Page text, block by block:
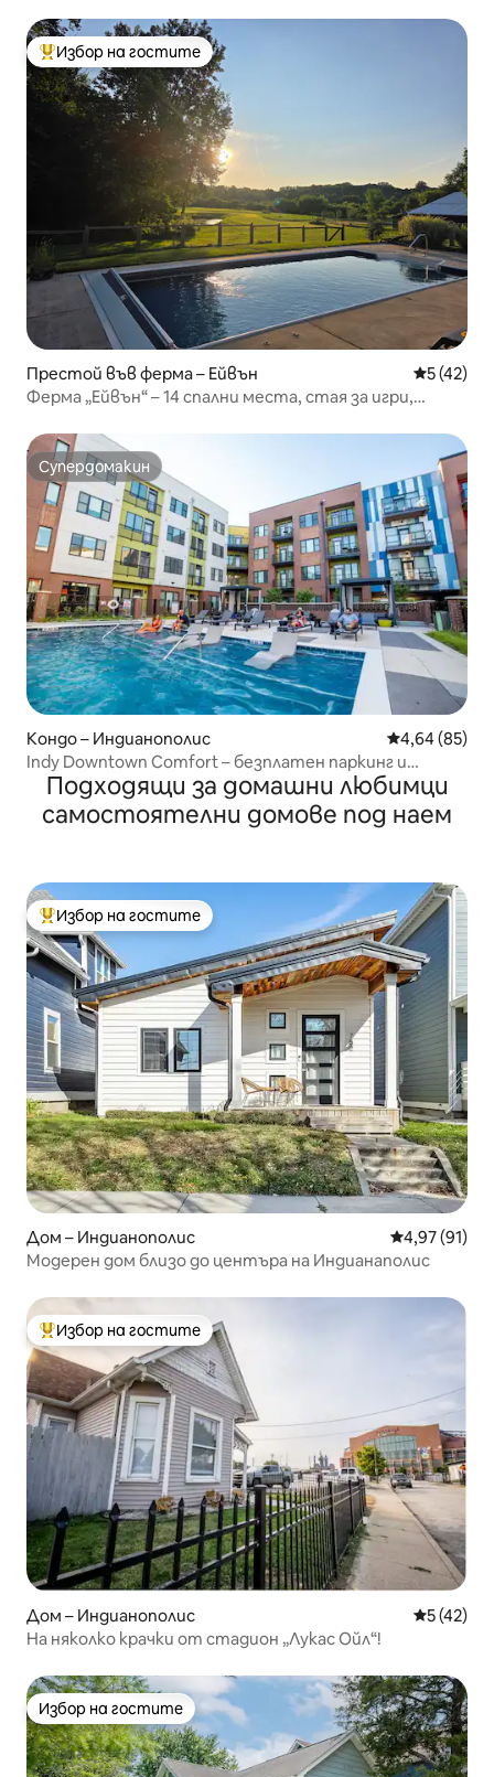
Най-популярен избор на гостите
Избор на гостите
Престой във ферма – Ейвън Средна
5 (42)
Ферма „Ейвън“ – 14 спални места, стая за игри,
Супердомакин
Супердомакин
Кондо – Индианополис Средна
4,64 (85)
Indy Downtown Comfort – безплатен паркинг и
модерен стил
Подходящи за домашни любимци
самостоятелни домове под наем
Най-популярен избор на гостите
Избор на гостите
Дом – Индианополис Средна
4,97 (91)
Модерен дом близо до центъра на Индианаполис
Най-популярен избор на гостите
Избор на гостите
Дом – Индианополис Средна
5 (42)
На няколко крачки от стадион „Лукас Ойл“!
Избор на гостите
Избор на гостите